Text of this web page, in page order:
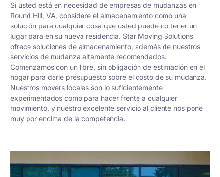
Si usted está en necesidad de empresas de mudanzas en
Round Hill, VA, considere el almacenamiento como una
solución para cualquier cosa que usted puede no tener un
lugar para en su nueva residencia. Star Moving Solutions
ofrece soluciones de almacenamiento, además de nuestros
servicios de mudanza altamente recomendados.
Comenzamos con un libre, sin obligación de estimación en el
hogar para darle presupuesto sobre el costo de su mudanza.
Nuestros movers locales son lo suficientemente
experimentados como para hacer frente a cualquier
movimiento, y nuestro excelente servicio al cliente nos pone
muy por encima de la competencia.